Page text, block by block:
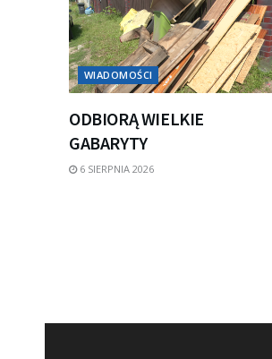
WIADOMOŚCI
ODBIORĄ WIELKIE
GABARYTY
6 SIERPNIA 2026